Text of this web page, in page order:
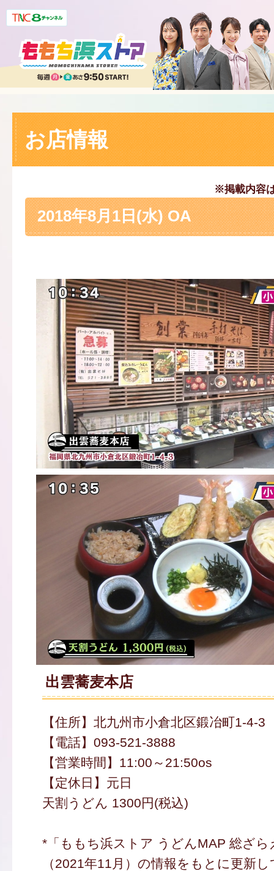
お店情報
※掲載内容
2018年8月1日(水) OA
出雲蕎麦本店
【住所】北九州市小倉北区鍛冶町1-4-3
【電話】093-521-3888
【営業時間】11:00～21:50os
【定休日】元日
天割うどん 1300円(税込)
*「ももち浜ストア うどんMAP 総ざら
（2021年11月）の情報をもとに更新